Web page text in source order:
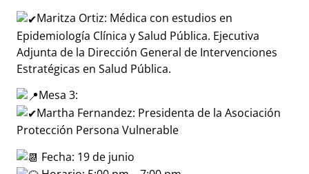
Maritza Ortiz: Médica con estudios en
Epidemiología Clínica y Salud Pública. Ejecutiva
Adjunta de la Dirección General de Intervenciones
Estratégicas en Salud Pública.
Mesa 3:
Martha Fernandez: Presidenta de la Asociación
Protección Persona Vulnerable
Fecha: 19 de junio